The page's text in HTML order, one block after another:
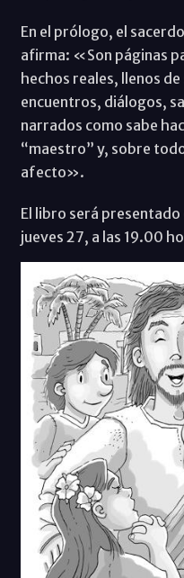
En el prólogo, el
afirma: «Son páginas
hechos reales, llenos
encuentros, diálogos,
narrados como sabe
“maestro” y, sobre
afecto».
El libro será
jueves 27, a las 19.00